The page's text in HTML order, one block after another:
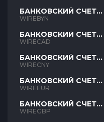
БАНКОВСКИЙ СЧЕТ
BYN
WIREBYN
БАНКОВСКИЙ СЧЕТ
CAD
WIRECAD
БАНКОВСКИЙ СЧЕТ
CNY
WIRECNY
БАНКОВСКИЙ СЧЕТ
EUR
WIREEUR
БАНКОВСКИЙ СЧЕТ
GBP
WIREGBP